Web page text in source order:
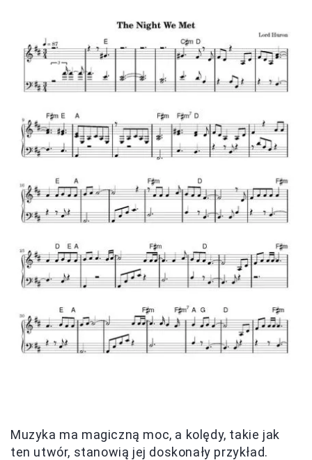
Muzyka ma magiczną moc, a kolędy, takie jak
ten utwór, stanowią jej doskonały przykład.